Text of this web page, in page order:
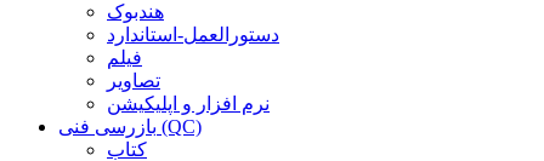
هندبوک
دستورالعمل-استاندارد
فیلم
تصاویر
نرم افزار و اپلیکیشن
بازرسی فنی (QC)
کتاب